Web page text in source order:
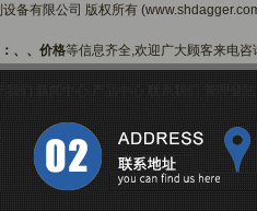
备有限公司 版权所有
、、价格等信息齐全,欢迎广大顾客来电咨